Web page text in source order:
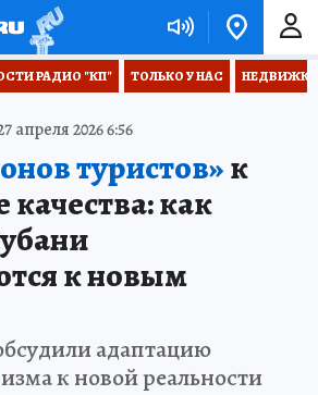
РАДИО "КП" ТОЛЬКО У НАС НЕДВИЖКА
апреля 2026 6:56
туристов»к
как
к новым
адаптацию
к новой реальности